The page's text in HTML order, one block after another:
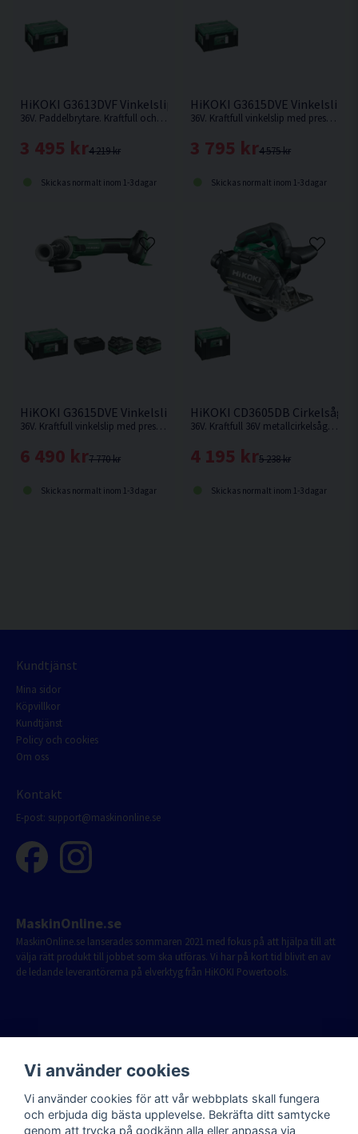
HiKOKI G3613DVF Vinkelslip 125mm 36V
36V. Paddelbrytare. Kraftfull och effektiv vinkelslip med variabelt varvtal. Förbättrad konstruktion med bättre hållbarhet mot damm och fukt. Levereras utan batteri & laddare.
4 219 kr
3 495 kr
Skickas normalt inom 1-3 dagar
HiKOKI G3615DVE Vinkelslip
36V. Kraftfull vinkelslip med prestanda som en nätdriven, maximal utefffekt 1.500W.
4 575 kr
3 795 kr
Skickas normalt inom 1-3 dagar
HiKOKI G3615DVE Vinkelslip 150mm 36V (2x2,5Ah)
36V. Kraftfull vinkelslip med prestanda som en nätdriven, maximal utefffekt 1.500W.
7 770 kr
6 490 kr
Skickas normalt inom 1-3 dagar
HiKOKI CD3605DB Cirkelsåg
36V. Kraftfull 36V metallcirkelsåg med kolborstfri motor med varvtal anpassat för kapning i metall. Levereras utan laddare och batterier.
5 238 kr
4 195 kr
Skickas normalt inom 1-3 dagar
Kundtjänst
Mina sidor
Köpvillkor
Kundtjänst
Policy och cookies
Om oss
Kontakt
E-post: support@maskinonline.se
MaskinOnline.se
MaskinOnline.se lanserades sommaren 2021 med fokus på att hjälpa till att
välja rätt produkt till jobbet som ska utföras. Vi har på kort tid blivit en av
de ledande leverantörerna på elverktyg från HiKOKI Powertools.
Vi använder cookies
Vi använder cookies för att vår webbplats skall fungera
och erbjuda dig bästa upplevelse. Bekräfta ditt samtycke
genom att trycka på godkänn alla eller anpassa via